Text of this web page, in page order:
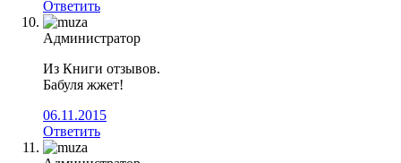
Ответить
Администратор
Из Книги отзывов.
Бабуля жжет!
06.11.2015
Ответить